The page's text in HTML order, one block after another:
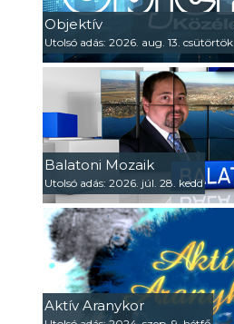
Objektív
Utolsó adás: 2026. aug. 13. csütörtök
Balatoni Mozaik
Utolsó adás: 2026. júl. 28. kedd
Aktív Aranykor